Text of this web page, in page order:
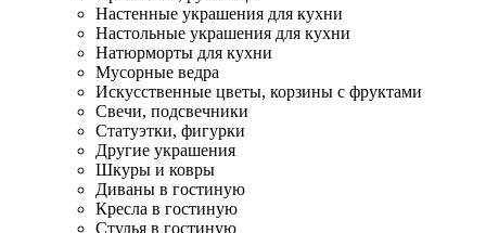
Настенные украшения для кухни
Настольные украшения для кухни
Натюрморты для кухни
Мусорные ведра
Искусственные цветы, корзины с фруктами
Свечи, подсвечники
Статуэтки, фигурки
Другие украшения
Шкуры и ковры
Диваны в гостиную
Кресла в гостиную
Стулья в гостиную